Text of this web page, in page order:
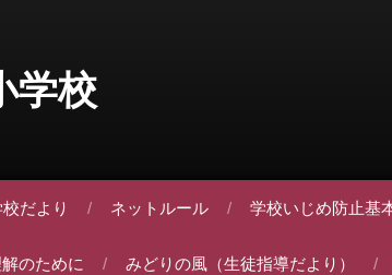
学校
だより ネットルール 学校いじめ防止基
のために みどりの風（生徒指導だより）